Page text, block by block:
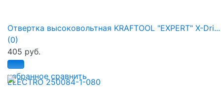
избранное сравнить
Отвертка высоковольтная KRAFTOOL "EXPERT" X-Dri...
(0)
405 руб.